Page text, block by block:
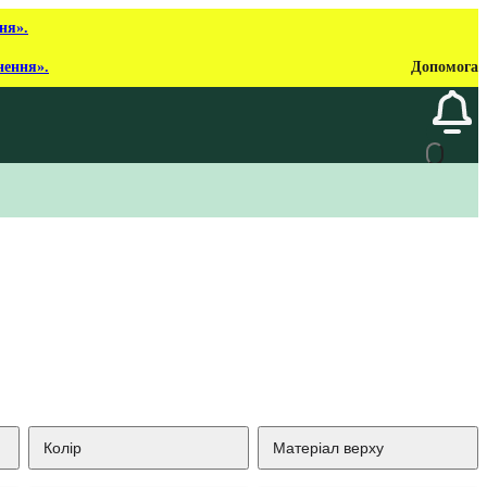
Допомога
Колір Матеріал верху